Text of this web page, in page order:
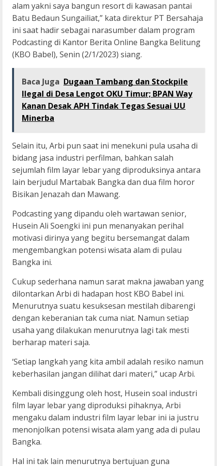
alam yakni saya bangun resort di kawasan pantai
Batu Bedaun Sungailiat,” kata direktur PT Bersahaja
ini saat hadir sebagai narasumber dalam program
Podcasting di Kantor Berita Online Bangka Belitung
(KBO Babel), Senin (2/1/2023) siang.
Baca Juga Dugaan Tambang dan Stockpile
Ilegal di Desa Lengot OKU Timur; BPAN Way
Kanan Desak APH Tindak Tegas Sesuai UU
Minerba
Selain itu, Arbi pun saat ini menekuni pula usaha di
bidang jasa industri perfilman, bahkan salah
sejumlah film layar lebar yang diproduksinya antara
lain berjudul Martabak Bangka dan dua film horor
Bisikan Jenazah dan Mawang.
Podcasting yang dipandu oleh wartawan senior,
Husein Ali Soengki ini pun menanyakan perihal
motivasi dirinya yang begitu bersemangat dalam
mengembangkan potensi wisata alam di pulau
Bangka ini.
Cukup sederhana namun sarat makna jawaban yang
dilontarkan Arbi di hadapan host KBO Babel ini.
Menurutnya suatu kesuksesan mestilah dibarengi
dengan keberanian tak cuma niat. Namun setiap
usaha yang dilakukan menurutnya lagi tak mesti
berharap materi saja.
‘Setiap langkah yang kita ambil adalah resiko namun
keberhasilan jangan dilihat dari materi,” ucap Arbi.
Kembali disinggung oleh host, Husein soal industri
film layar lebar yang diproduksi pihaknya, Arbi
mengaku dalam industri film layar lebar ini ia justru
menonjolkan potensi wisata alam yang ada di pulau
Bangka.
Hal ini tak lain menurutnya bertujuan guna